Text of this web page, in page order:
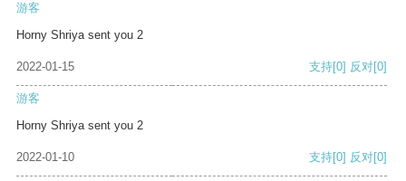
游客
Horny Shriya sent you 2
2022-01-15 支持[0] 反对[0]
游客
Horny Shriya sent you 2
2022-01-10 支持[0] 反对[0]